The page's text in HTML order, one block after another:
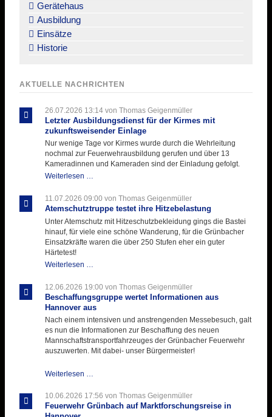
Gerätehaus
Ausbildung
Einsätze
Historie
AKTUELLE NACHRICHTEN
26.07.2026 13:14von Thomas Geigenmüller
Letzter Ausbildungsdienst für der Kirmes mit
zukunftsweisender Einlage
Nur wenige Tage vor Kirmes wurde durch die Wehrleitung
nochmal zur Feuerwehrausbildung gerufen und über 13
Kameradinnen und Kameraden sind der Einladung gefolgt.
Weiterlesen …
für
der
11.07.2026 09:00 von Thomas Geigenmüller
Atemschutztruppe testet ihre Hitzebelastung
Unter Atemschutz mit Hitzeschutzbekleidung gings die Bastei
hinauf, für viele eine schöne Wanderung, für die Grünbacher
Einsatzkräfte waren die über 250 Stufen eher ein guter
Härtetest!
Weiterlesen …
ihre
Hitzebelastung
12.06.2026 19:00 von Thomas Geigenmüller
Beschaffungsgruppe wertet Informationen aus
Hannover aus
Nach einem intensiven und anstrengenden Messebesuch, galt
es nun die Informationen zur Beschaffung des neuen
Mannschaftstransportfahrzeuges der Grünbacher Feuerwehr
auszuwerten. Mit dabei- unser Bürgermeister!
Weiterlesen …
Informationen
aus
10.06.2026 17:56 von Thomas Geigenmüller
Feuerwehr Grünbach auf Marktforschungsreise in